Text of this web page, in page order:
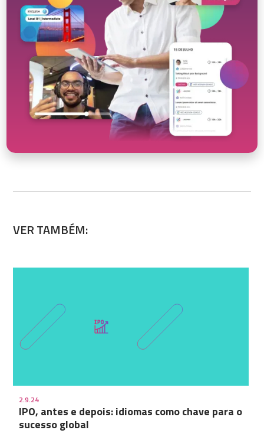
VER TAMBÉM:
2.9.24
IPO, antes e depois: idiomas como chave para o
sucesso global